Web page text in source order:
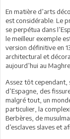
En matière d’arts
est considérable. Le
se perpétua dans
le meilleur exemple
version définitive en
architectural et
aujourd’hui au
Assez tôt cependant,
d’Espagne, des
malgré tout, un
particulier, la
Berbères, de
d’esclaves slaves et